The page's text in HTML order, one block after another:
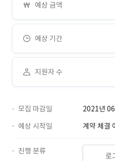
예상 금액
예상 기간
지원자 수
모집 마감일
2021년
예상 시작일
계약 체결
로
진행 분류